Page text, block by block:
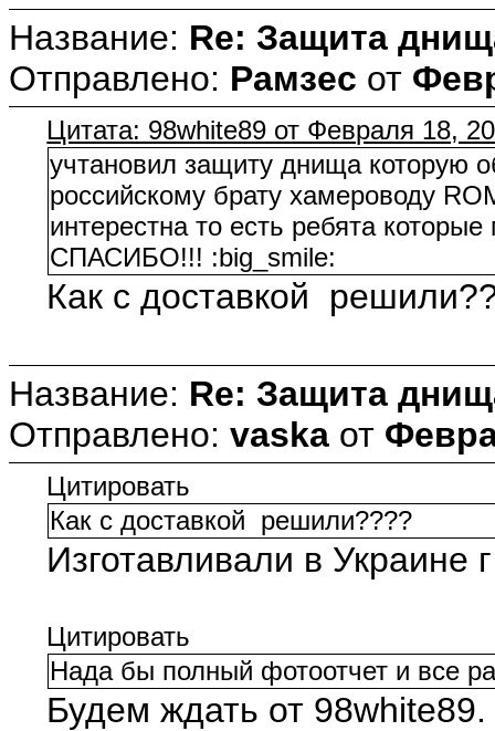
Название: Re: Защита
Отправлено: Рамзес от
Цитата: 98white89 от Февраля 18,
учтановил защиту днища которую
российскому брату хамероводу
интерестна то есть ребята
СПАСИБО!!! :big_smile:
Как с доставкой
Название: Re: Защита
Отправлено: vaska от
Цитировать
Как с доставкой решили????
Изготавливали в Украине
Цитировать
Нада бы полный фотоотчет и все
Будем ждать от 98white89.